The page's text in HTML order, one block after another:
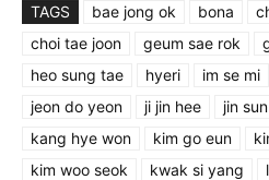
TAGS bae jong ok bona
choi tae joon
geum sae rok
heo sung tae
hyeri im se mi
jeon do yeon
ji jin hee jin
kang hye won
kim go eun
kim woo seok
kwak si yang